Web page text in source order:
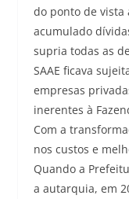
do ponto de vista
acumulado
supria todas as
SAAE ficava
empresas
inerentes à
Com a
nos custos e
Quando a
a autarquia, em